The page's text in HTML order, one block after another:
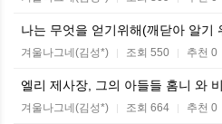
나는 무엇을 얻기위해(깨닫아 알기
겨울나그네(김성*) | 조회 550 | 추천 0
엘리 제사장, 그의 아들들 홈니 와
겨울나그네(김성*) | 조회 664 | 추천 0